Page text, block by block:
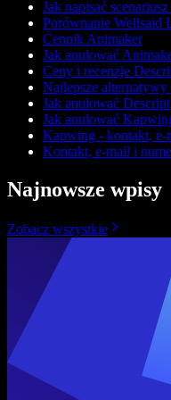
Jak napisać
Porównanie Wellsaid
Cennik Animaker
Jak anulować
Ceny i recenzje
Najlepsze
Jak anulować Descript
Jak anulować
Kapwing - kontakt, e-
Kontakt, e-mail i
Najnowsze wpisy
Zobacz wszystkie